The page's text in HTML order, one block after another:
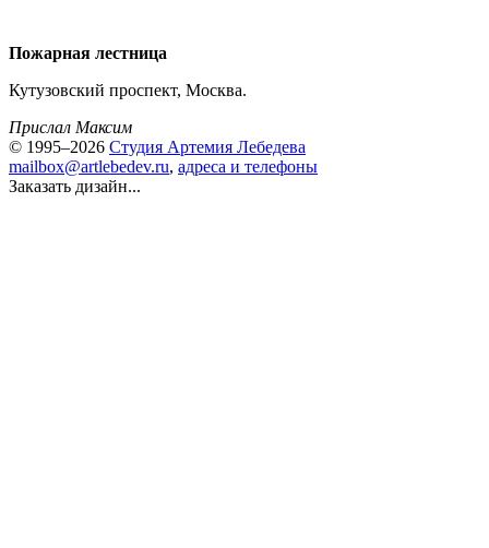
Пожарная лестница
Кутузовский проспект, Москва.
Прислал Максим
© 1995–2026 Студия Артемия Лебедева
mailbox@artlebedev.ru, адреса и телефоны
Заказать дизайн...